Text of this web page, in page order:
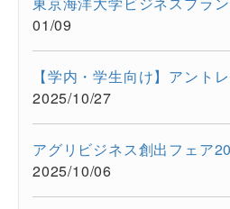
01/09
2025/10/27
2025/10/06